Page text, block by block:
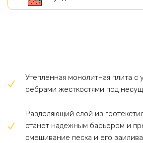
Утепленная монолитная плита с
ребрами жесткостями под
Разделяющий слой из
станет надежным барьером и
смешивание песка и его